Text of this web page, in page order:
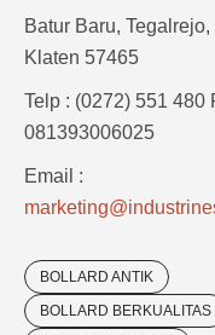
Batur Baru, Tegalrejo,
Klaten 57465
Telp : (0272) 551 480
081393006025
Email :
BOLLARD ANTIK
BOLLARD BERKUALITAS